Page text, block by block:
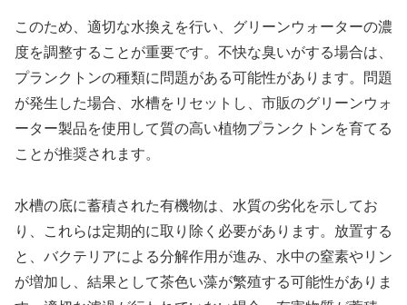
このため、適切な水換えを行い、グリーンウォーターの濃
度を調整することが重要です。不快な臭いがする場合は、
プランクトンの種類に問題がある可能性があります。問題
が発生した場合、水槽をリセットし、市販のグリーンウォ
ーター製品を使用して質の高い植物プランクトンを育てる
ことが推奨されます。
水槽の底に蓄積された有機物は、水質の劣化を示してお
り、これらは定期的に取り除く必要があります。放置する
と、バクテリアによる分解作用が進み、水中の窒素やリン
が増加し、結果として茶色い藻が繁殖する可能性がありま